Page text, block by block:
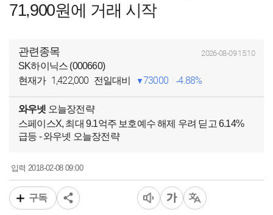
71,900원에 거래 시작
관련종목 2026-08-09 15:10
SK하이닉스 (000660)
현재가 1,422,000 전일대비 73000 4.88%
와우넷 오늘장전략
스페이스X, 최대 9.1억주 보호예수 해제 우려 딛고 6.14%
급등 - 와우넷 오늘장전략
입력2018-02-08 09:00
구독